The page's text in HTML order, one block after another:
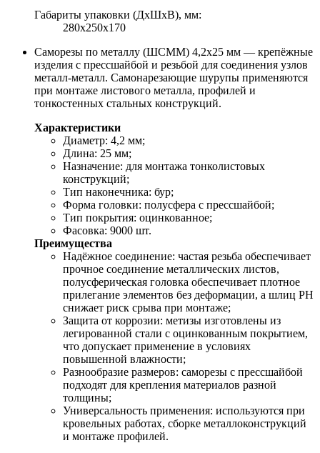
Габариты упаковки (ДхШхВ), мм:
280х250х170
Саморезы по металлу (ШСММ) 4,2х25 мм — крепёжные
изделия с прессшайбой и резьбой для соединения узлов
металл-металл. Самонарезающие шурупы применяются
при монтаже листового металла, профилей и
тонкостенных стальных конструкций.
Характеристики
Диаметр: 4,2 мм;
Длина: 25 мм;
Назначение: для монтажа тонколистовых
конструкций;
Тип наконечника: бур;
Форма головки: полусфера с прессшайбой;
Тип покрытия: оцинкованное;
Фасовка: 9000 шт.
Преимущества
Надёжное cоединение: частая резьба обеспечивает
прочное соединение металлических листов,
полусферическая головка обеспечивает плотное
прилегание элементов без деформации, а шлиц PH
снижает риск срыва при монтаже;
Защита от коррозии: метизы изготовлены из
легированной стали с оцинкованным покрытием,
что допускает применение в условиях
повышенной влажности;
Разнообразие размеров: саморезы с прессшайбой
подходят для крепления материалов разной
толщины;
Универсальность применения: используются при
кровельных работах, сборке металлоконструкций
и монтаже профилей.